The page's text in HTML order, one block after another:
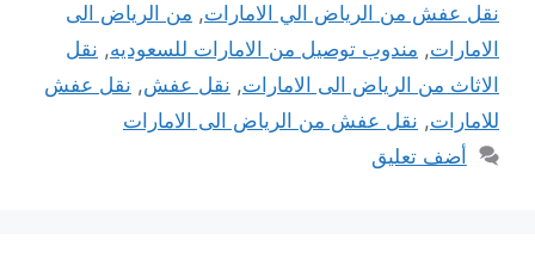
نقل عفش من الرياض الي الامارات, من الرياض الى
الامارات, مندوب توصيل من الامارات للسعوديه, نقل
الاثاث من الرياض الى الامارات, نقل عفش, نقل عفش
للامارات, نقل عفش من الرياض الى الامارات
أضف تعليق